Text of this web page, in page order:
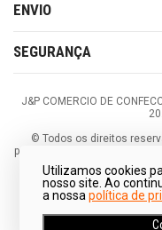
ENVIO
SEGURANÇA
J&P COMERCIO DE
© Todos os direitos
prazos de pagamento
internet. As fotos, textos e
Loja. É proibida a
Utilizamos cookies
nosso site. Ao
a nossa política de